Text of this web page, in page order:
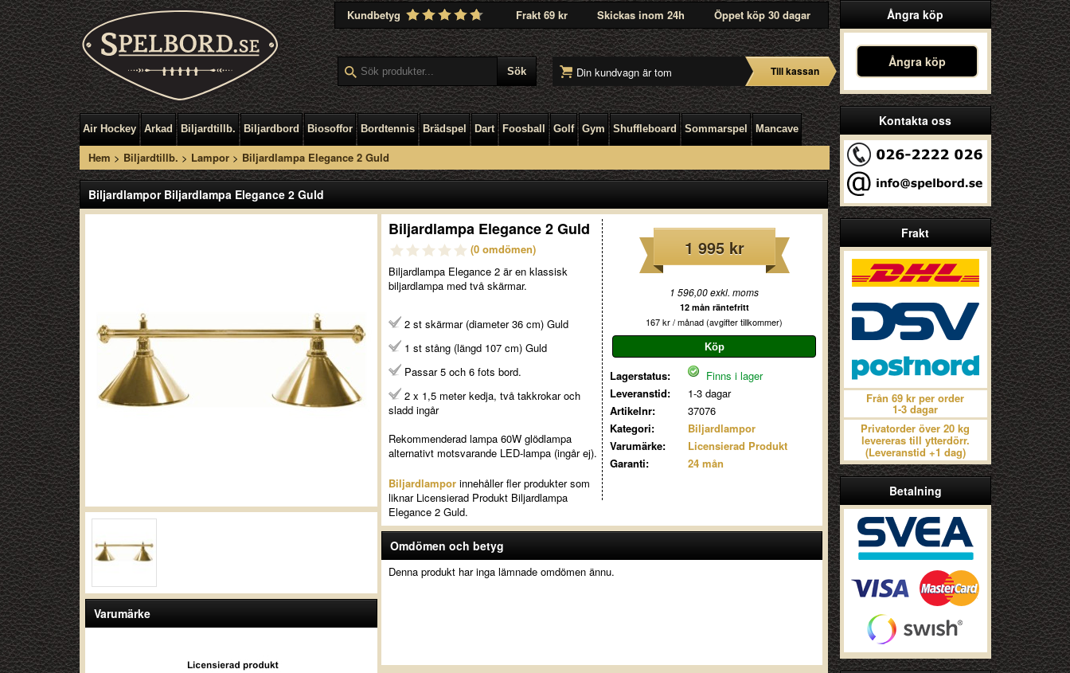
Kundbetyg Frakt 69 kr Skickas inom 24h Öppet köp 30 dagar
Din kundvagn är tom Till kassan
Air Hockey Arkad Biljardtillb. Biljardbord Biosoffor Bordtennis Brädspel Dart Foosball Golf Gym Shuffleboard Sommarspel Mancave
Hem > Biljardtillb. > Lampor> Biljardlampa Elegance 2 Guld
Ångra köp
Ångra köp
Kontakta oss
Frakt
Från 69 kr per order
1-3 dagar
Privatorder över 20 kg
levereras till ytterdörr.
(Leveranstid +1 dag)
Betalning
Biljardlampor Biljardlampa Elegance 2 Guld
Varumärke
1 995 kr
1 596,00 exkl. moms
12 mån räntefritt
167 kr / månad (avgifter tillkommer)
Lagerstatus:
Finns i lager
Leveranstid:
1-3 dagar
Artikelnr:
37076
Kategori:
Biljardlampor
Varumärke:
Licensierad Produkt
Garanti:
24 mån
Biljardlampa Elegance 2 Guld
(0 omdömen)
Biljardlampa Elegance 2 är en klassisk
biljardlampa med två skärmar.
2 st skärmar (diameter 36 cm) Guld
1 st stång (längd 107 cm) Guld
Passar 5 och 6 fots bord.
2 x 1,5 meter kedja, två takkrokar och
sladd ingår
Rekommenderad lampa 60W glödlampa
alternativt motsvarande LED-lampa (ingår ej).
Biljardlamporinnehåller fler produkter som
liknar Licensierad Produkt Biljardlampa
Elegance 2 Guld.
Omdömen och betyg
Denna produkt har inga lämnade omdömen ännu.